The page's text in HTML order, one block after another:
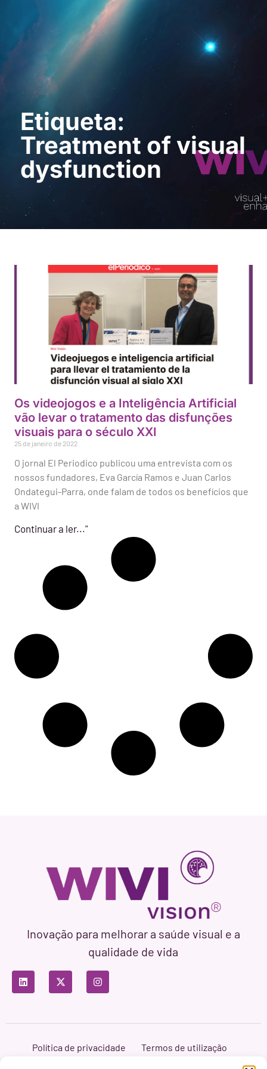
demonstração
Etiqueta:
Treatment of visual
dysfunction
Os videojogos e a Inteligência Artificial
vão levar o tratamento das disfunções
visuais para o século XXI
25 de janeiro de 2022
O jornal El Periodico publicou uma entrevista com os
nossos fundadores, Eva García Ramos e Juan Carlos
Ondategui-Parra, onde falam de todos os benefícios que
a WIVI
Continuar a ler..."
Inovação para melhorar a saúde visual e a
qualidade de vida
Política de privacidade
Termos de utilização